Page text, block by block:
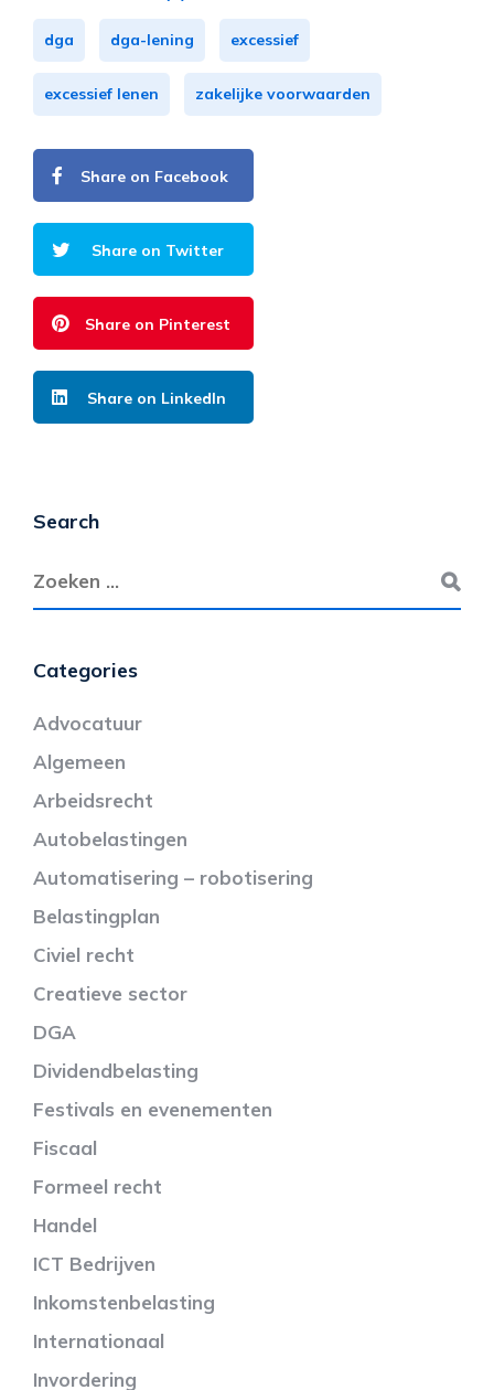
dga dga-lening excessief
excessief lenen zakelijke voorwaarden
Share on Facebook
Share on Twitter
Share on Pinterest
Share on LinkedIn
Search
Categories
Advocatuur
Algemeen
Arbeidsrecht
Autobelastingen
Automatisering – robotisering
Belastingplan
Civiel recht
Creatieve sector
DGA
Dividendbelasting
Festivals en evenementen
Fiscaal
Formeel recht
Handel
ICT Bedrijven
Inkomstenbelasting
Internationaal
Invordering